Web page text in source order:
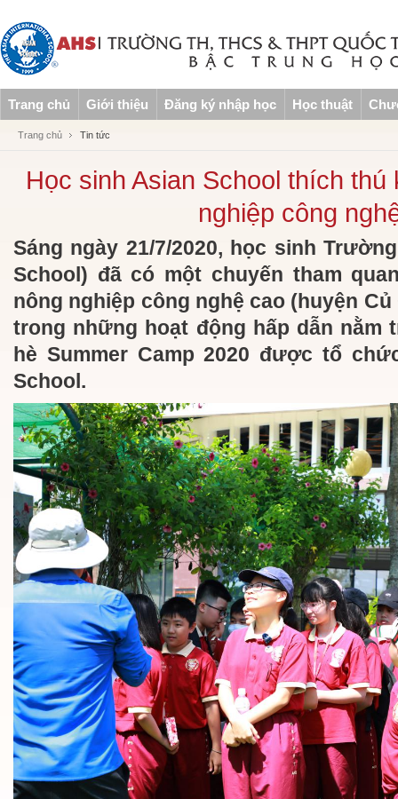
Trang chủ Giới thiệu Đăng ký nhập học Học thuật
Trang chủ Tin tức
Học sinh Asian School thích thú
nghiệp công
Sáng ngày 21/7/2020, học sinh
School) đã có một chuyến tham
nông nghiệp công nghệ cao (huyện Củ
trong những hoạt động hấp dẫn nằm
hè Summer Camp 2020 được tổ
School.